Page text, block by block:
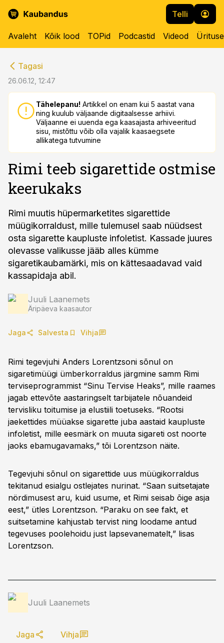
Telli
Avaleht Kõik lood TOPid Podcastid Videod
Tagasi
26.06.12, 12:47
Tähelepanu! Artikkel on enam kui 5 aastat vana
ning kuulub väljaande digitaalsesse arhiivi.
Väljaanne ei uuenda ega kaasajasta arhiveeritud
sisu, mistõttu võib olla vajalik kaasaegsete
allikatega tutvumine
Rimi teeb sigarettide ostmise
keerukaks
Rimi muutis hüpermarketites sigarettide
müügikorraldust, mille tulemusel saab nüüdsest
osta sigarette kaupluste infoletist. Kassade juures
olevasse valikusse jääb alles kümme
sigaretikaubamärki, mis on kättesaadavad vaid
kassapidaja abil.
Juuli Laanemets
Äripäeva kaasautor
Jaga Salvesta Vihja
Rimi tegevjuhi Anders Lorentzsoni sõnul on
sigaretimüügi ümberkorraldus järgmine samm Rimi
terviseprogrammist “Sinu Tervise Heaks”, mille raames
jagab ettevõte aastaringselt tarbijatele nõuandeid
tervisliku toitumise ja elustiili toetuseks. “Rootsi
jaekettides müüakse sigarette juba aastaid kaupluste
infoletist, mille eesmärk on muuta sigareti ost noorte
jaoks ebamugavamaks,” tõi Lorentzson näite.
Tegevjuhi sõnul on sigarettide uus müügikorraldus
tekitanud esialgu ostlejates nurinat. “Saan suitsetajate
nördimusest aru, kuid usume, et Rimi seisab õige asja
eest,” ütles Lorentzson. “Paraku on see fakt, et
suitsetamine kahjustab tervist ning loodame antud
tegevuses poolehoidu just lapsevanematelt,” lisas
Lorentzson.
Juuli Laanemets
Jaga Vihja